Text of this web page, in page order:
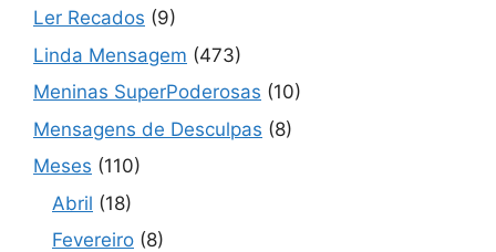
Ler Recados (9)
Linda Mensagem (473)
Meninas SuperPoderosas (10)
Mensagens de Desculpas (8)
Meses (110)
Abril (18)
Fevereiro (8)